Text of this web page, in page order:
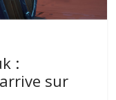
:
sur